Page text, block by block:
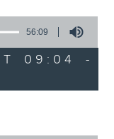
56:09
09:04 -